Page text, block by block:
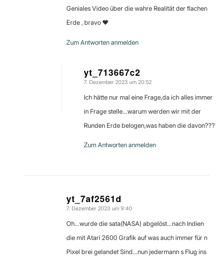
Geniales Video über die wahre Realität der flachen
Erde , bravo ❤
Zum Antworten anmelden
yt_713667c2
sagte:
7. Dezember 2023 um 20:52
Ich hätte nur mal eine Frage,da ich alles immer
in Frage stelle…warum werden wir mit der
Runden Erde belogen,was haben die davon???
Zum Antworten anmelden
yt_7af2561d
sagte:
7. Dezember 2023 um 9:40
Oh…wurde die sata(NASA) abgelöst…nach Indien
die mit Atari 2600 Grafik auf was auch immer für n
Pixel brei gelandet Sind…nun jedermann s Flug ins